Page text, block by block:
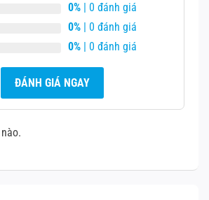
0% | 0 đánh giá
0% | 0 đánh giá
0% | 0 đánh giá
ĐÁNH GIÁ NGAY